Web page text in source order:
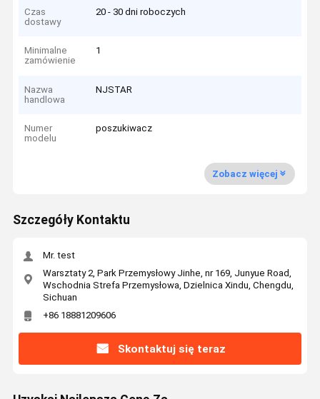
Czas
dostawy
20 - 30 dni roboczych
Minimalne
zamówienie
1
Nazwa
handlowa
NJSTAR
Numer
modelu
poszukiwacz
Zobacz więcej
Szczegóły Kontaktu
Mr. test
Warsztaty 2, Park Przemysłowy Jinhe, nr 169, Junyue Road,
Wschodnia Strefa Przemysłowa, Dzielnica Xindu, Chengdu,
Sichuan
+86 18881209606
Skontaktuj się teraz